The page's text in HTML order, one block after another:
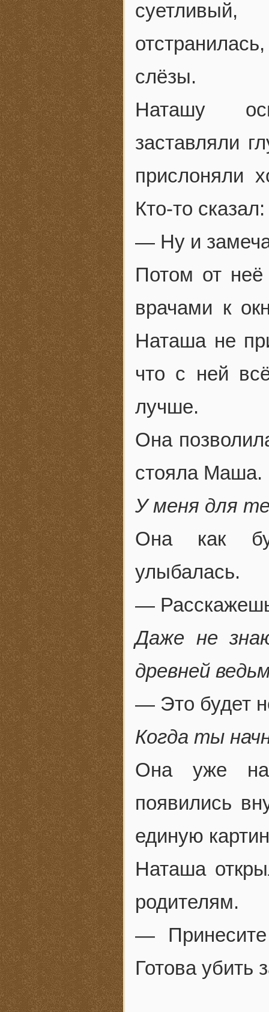
слёзы.
Наташу
заставляли
прислоняли
Кто-то сказал:
— Ну и
Потом от неё
врачами к
Наташа не
что с ней
лучше.
Она
стояла Маша.
У меня для
Она как
улыбалась.
—
Даже не
древней
— Это будет
Когда ты
Она уже
появились
единую
Наташа
родителям.
—
Готова убить